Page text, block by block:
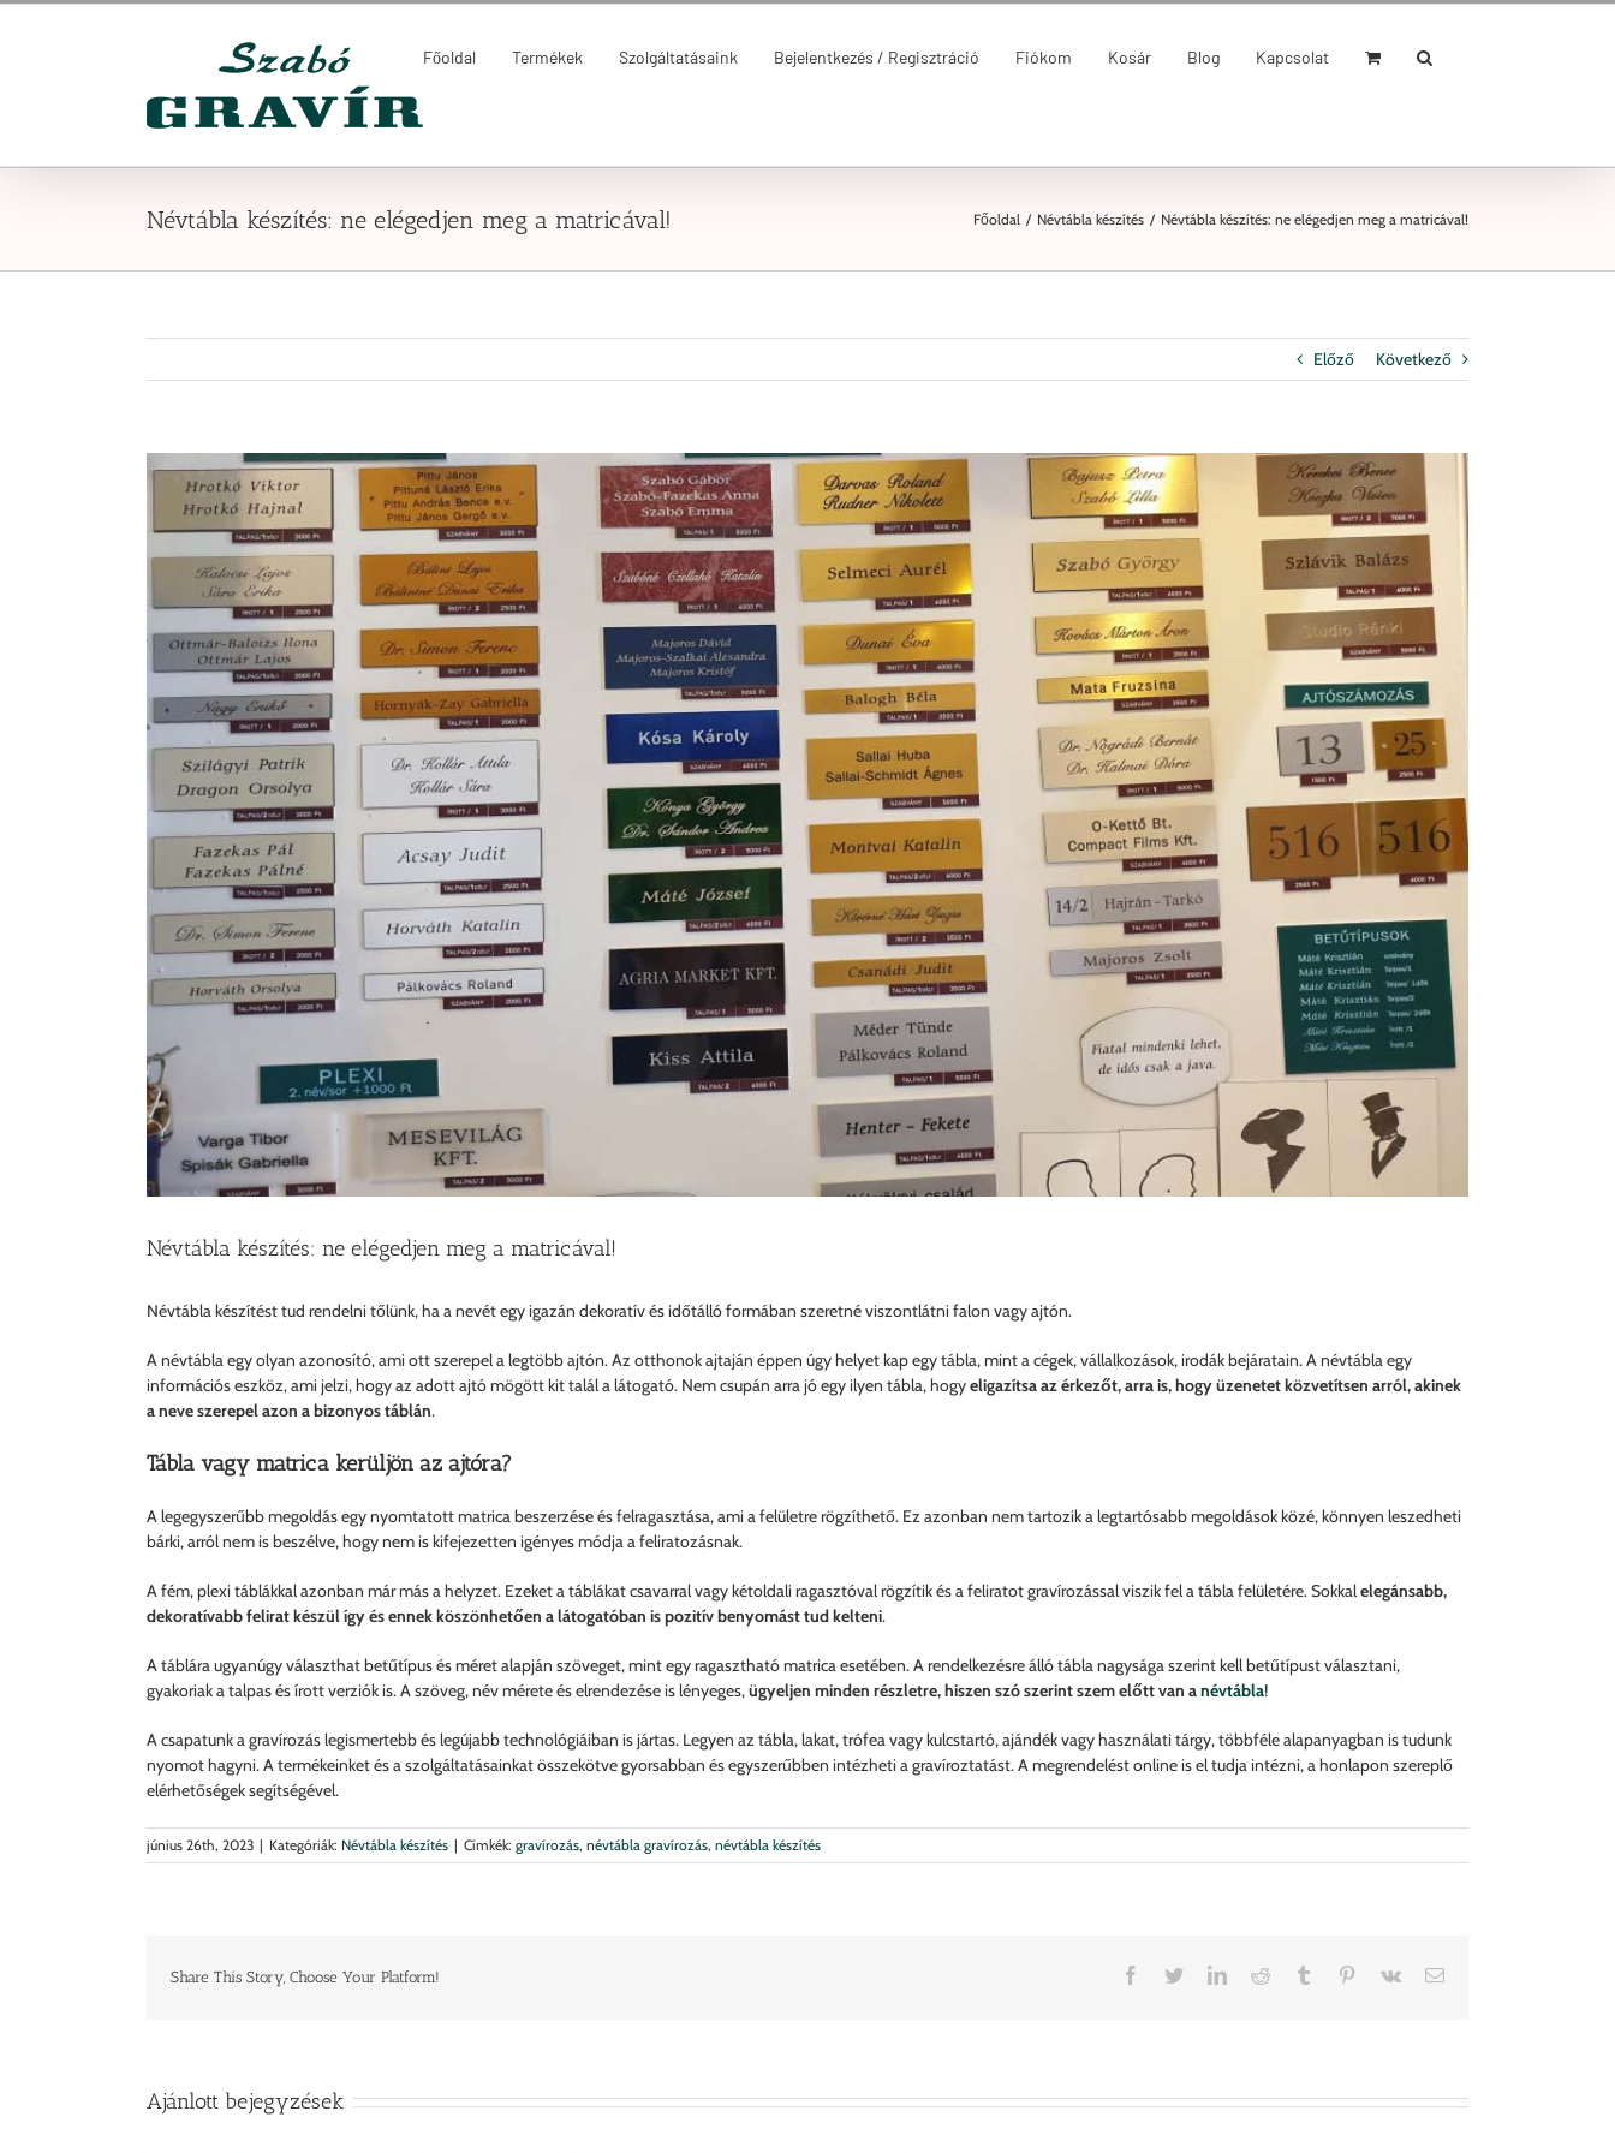
Kihagyás
Főoldal Termékek Szolgáltatásaink Bejelentkezés / Regisztráció Fiókom Kosár Blog Kapcsolat
Névtábla készítés: ne elégedjen meg a matricával! Főoldal / Névtábla készítés / Névtábla készítés: ne elégedjen meg a matricával!
Előző Következő
Larger
Image
Névtábla készítés: ne elégedjen meg a matricával!
Névtábla készítést tud rendelni tőlünk, ha a nevét egy igazán dekoratív és időtálló formában szeretné viszontlátni falon vagy ajtón.
A névtábla egy olyan azonosító, ami ott szerepel a legtöbb ajtón. Az otthonok ajtaján éppen úgy helyet kap egy tábla, mint a cégek, vállalkozások, irodák bejáratain. A névtábla egy
információs eszköz, ami jelzi, hogy az adott ajtó mögött kit talál a látogató. Nem csupán arra jó egy ilyen tábla, hogyeligazítsa az érkezőt, arra is, hogy üzenetet közvetítsen arról, akinek
a neve szerepel azon a bizonyos táblán.
Tábla vagy matrica kerüljön az ajtóra?
A legegyszerűbb megoldás egy nyomtatott matrica beszerzése és felragasztása, ami a felületre rögzíthető. Ez azonban nem tartozik a legtartósabb megoldások közé, könnyen leszedheti
bárki, arról nem is beszélve, hogy nem is kifejezetten igényes módja a feliratozásnak.
A fém, plexi táblákkal azonban már más a helyzet. Ezeket a táblákat csavarral vagy kétoldali ragasztóval rögzítik és a feliratot gravírozással viszik fel a tábla felületére. Sokkalelegánsabb,
dekoratívabb felirat készül így és ennek köszönhetően a látogatóban is pozitív benyomást tud kelteni.
A táblára ugyanúgy választhat betűtípus és méret alapján szöveget, mint egy ragasztható matrica esetében. A rendelkezésre álló tábla nagysága szerint kell betűtípust választani,
gyakoriak a talpas és írott verziók is. A szöveg, név mérete és elrendezése is lényeges,ügyeljen minden részletre, hiszen szó szerint szem előtt van anévtábla!
A csapatunk a gravírozás legismertebb és legújabb technológiáiban is jártas. Legyen az tábla, lakat, trófea vagy kulcstartó, ajándék vagy használati tárgy, többféle alapanyagban is tudunk
nyomot hagyni. A termékeinket és a szolgáltatásainkat összekötve gyorsabban és egyszerűbben intézheti a gravíroztatást. A megrendelést online is el tudja intézni, a honlapon szereplő
elérhetőségek segítségével.
június 26th, 2023 | Kategóriák: Névtábla készítés | Címkék: gravírozás, névtábla gravírozás, névtábla készítés
Share This Story, Choose Your Platform! Facebook
TwitterLinkedInReddit Tumblr Pinterest
Vk Email
Ajánlott bejegyzések